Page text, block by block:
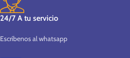
24/7 A tu servicio
Escríbenos al whatsapp